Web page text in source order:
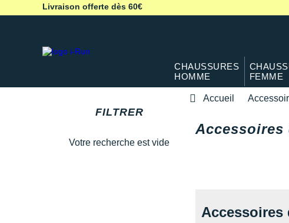
Livraison offerte dès 60€
CHAUSSURES
HOMME
FEMME
Accueil
FILTRER
Votre recherche est vide
Accessoires